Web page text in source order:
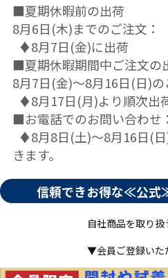
■夏期休暇前の出荷
8月6日(木)までのご注文：
♦8月7日(金)に出荷
■夏期休暇期間中ご注文の
8月7日(金)～8月16日(日)の
♦8月17日(月)より順次出
■お電話でのお問い合わせ：
♦8月8日(土)～8月16日(
きます。
信頼できお得な≪公式
自社商品を取り
▼会員ご登録い